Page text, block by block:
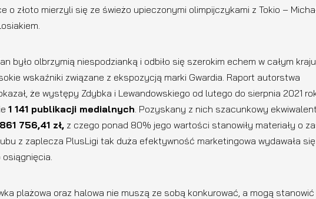
o złoto mierzyli się ze świeżo upieczonymi olimpijczykami z Tokio –
było olbrzymią niespodzianką i odbiło się szerokim echem w całym
wskaźniki związane z ekspozycją marki Gwardia. Raport autorstwa
że występy Zdybka i Lewandowskiego od lutego do sierpnia 2021
1 141 publikacji medialnych. Pozyskany z nich szacunkowy ekwiwalent
861 756,41 zł, z czego ponad 80% jego wartości stanowiły materiały o
z zaplecza PlusLigi tak duża efektywność marketingowa wydawała się
osiągnięcia.
plażowa oraz halowa nie muszą ze sobą konkurować, a mogą stanowić